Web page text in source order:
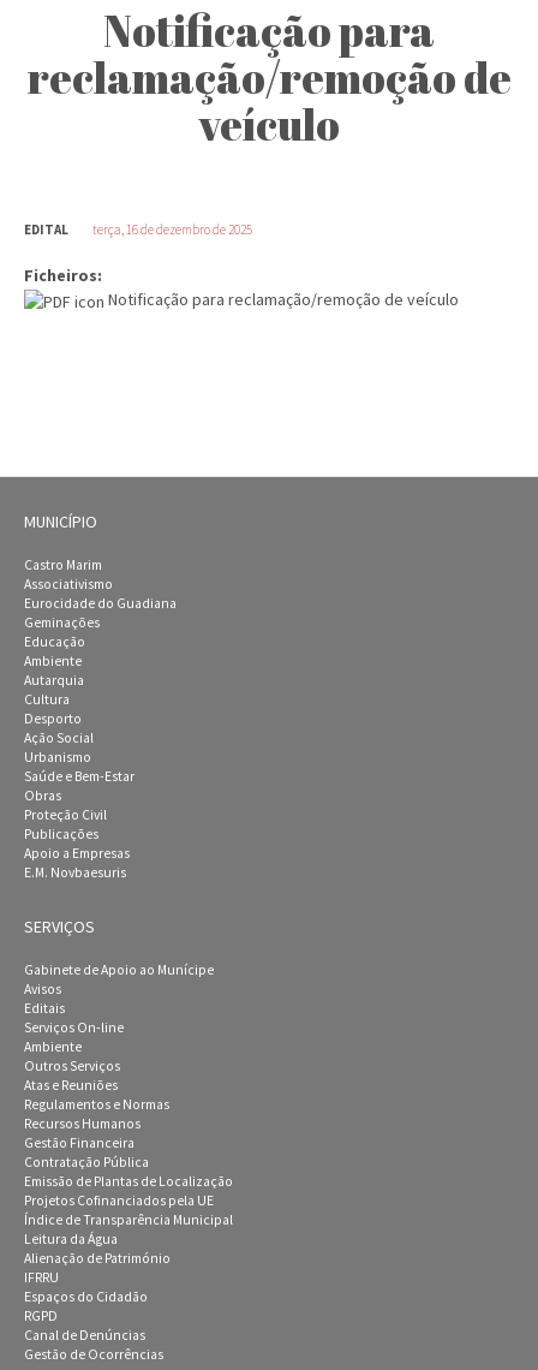
Notificação para
reclamação/remoção de
veículo
EDITAL terça, 16 de dezembro de 2025
Ficheiros:
Notificação para reclamação/remoção de veículo
MUNICÍPIO
Castro Marim
Associativismo
Eurocidade do Guadiana
Geminações
Educação
Ambiente
Autarquia
Cultura
Desporto
Ação Social
Urbanismo
Saúde e Bem-Estar
Obras
Proteção Civil
Publicações
Apoio a Empresas
E.M. Novbaesuris
SERVIÇOS
Gabinete de Apoio ao Munícipe
Avisos
Editais
Serviços On-line
Ambiente
Outros Serviços
Atas e Reuniões
Regulamentos e Normas
Recursos Humanos
Gestão Financeira
Contratação Pública
Emissão de Plantas de Localização
Projetos Cofinanciados pela UE
Índice de Transparência Municipal
Leitura da Água
Alienação de Património
IFRRU
Espaços do Cidadão
RGPD
Canal de Denúncias
Gestão de Ocorrências